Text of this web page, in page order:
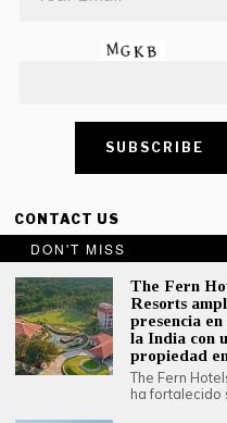
CONTACT US
Creative Travel Pvt. Ltd.
Creative Plaza, 283 Udyog
Gurugram, Haryana – 122016,
Tel: +91-124 4567777
Email:
DON'T MISS
The Fern
Resorts
presencia
la India con
propiedad
The Fern
ha fortalecido